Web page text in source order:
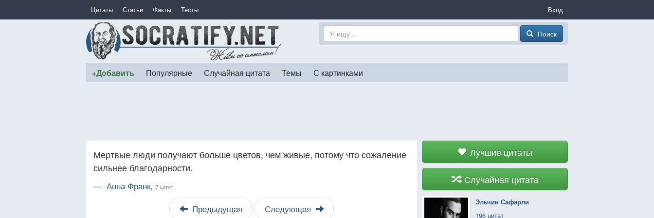
Цитаты Статьи Факты Тесты Вход
Поиск
+Добавить Популярные Случайная цитата Темы С картинками
Лучшие цитаты
Случайная цитата
Эльчин Сафарли
196 цитат
Мертвые люди получают больше цветов, чем живые, потому что сожаление
сильнее благодарности.
— Анна Франк, 7 цитат
Предыдущая Следующая